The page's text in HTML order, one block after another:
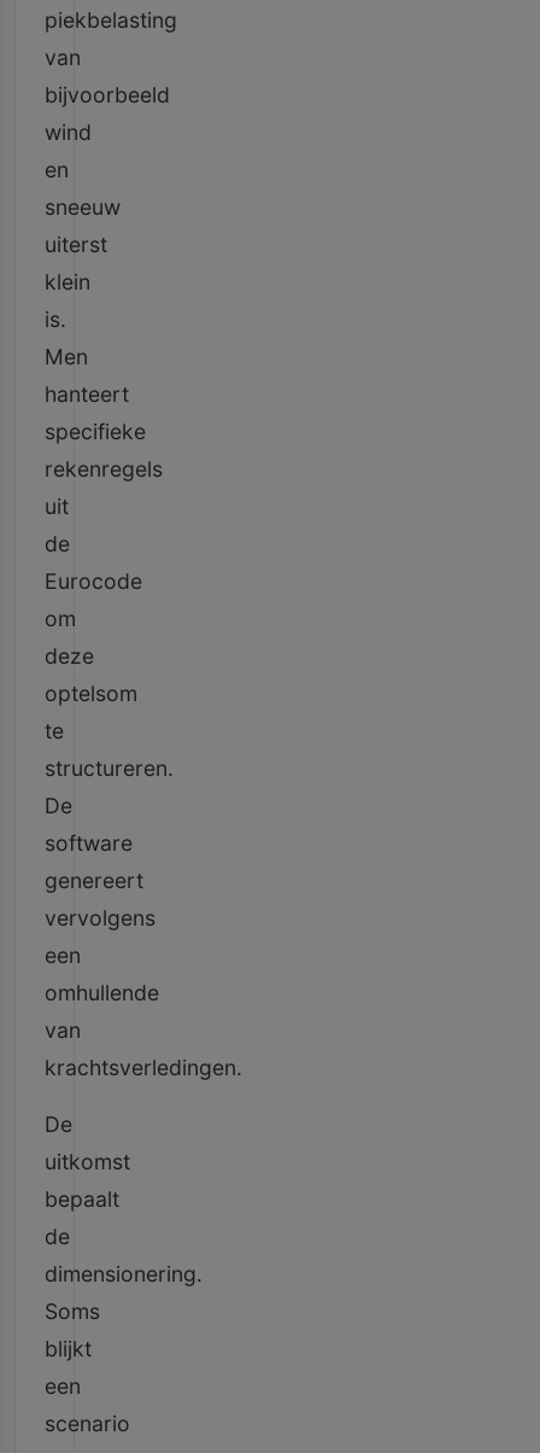
piekbelasting
van
bijvoorbeeld
wind
en
sneeuw
uiterst
klein
is.
Men
hanteert
specifieke
rekenregels
uit
de
Eurocode
om
deze
optelsom
te
structureren.
De
software
genereert
vervolgens
een
omhullende
van
krachtsverledingen.
De
uitkomst
bepaalt
de
dimensionering.
Soms
blijkt
een
scenario